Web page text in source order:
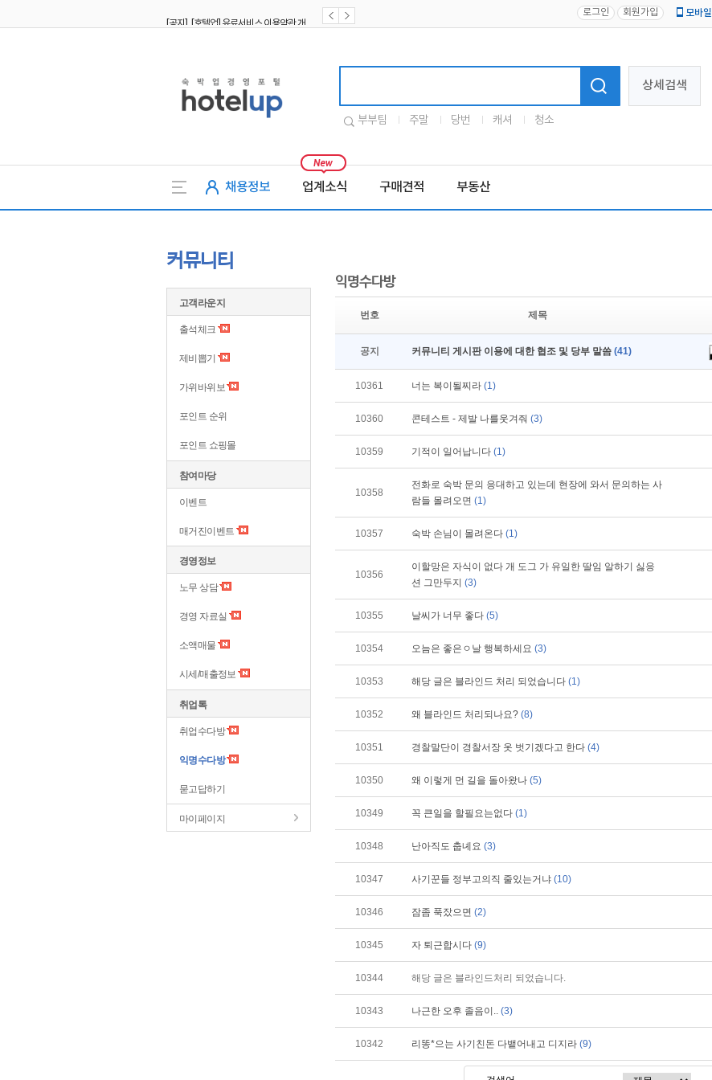
로그인 회원가입 모바일
상세검색
부부팀 주말 당번 캐셔 청소
채용정보 업계소식 구매견적 부동산
커뮤니티
고객라운지
출석체크
제비뽑기
가위바위보
포인트 순위
포인트 쇼핑몰
참여마당
이벤트
매거진이벤트
경영정보
노무 상담
경영 자료실
소액매물
시세/매출정보
취업톡
취업수다방
익명수다방
묻고답하기
마이페이지
익명수다방
번호 제목
공지 커뮤니티 게시판 이용에 대한 협조 및 당부 말씀 (41)
10361 너는 복이될찌라 (1)
10360 콘테스트 - 제발 나를웃겨줘 (3)
10359 기적이 일어납니다 (1)
10358
전화로 숙박 문의 응대하고 있는데 현장에 와서 문의하는 사
람들 몰려오면 (1)
10357 숙박 손님이 몰려온다 (1)
10356
이할망은 자식이 없다 개 도그 가 유일한 딸임 알하기 싫응
션 그만두지 (3)
10355 날씨가 너무 좋다 (5)
10354 오늠은 좋은ㅇ날 행복하세요 (3)
10353 해당 글은 블라인드 처리 되었습니다 (1)
10352 왜 블라인드 처리되나요? (8)
10351 경찰말단이 경찰서장 옷 벗기겠다고 한다 (4)
10350 왜 이렇게 먼 길을 돌아왔나 (5)
10349 꼭 큰일을 할필요는없다 (1)
10348 난아직도 춥녜요 (3)
10347 사기꾼들 정부고의직 줄있는거냐 (10)
10346 잠좀 푹잤으면 (2)
10345 자 퇴근합시다 (9)
10344 해당 글은 블라인드처리 되었습니다.
10343 나근한 오후 졸음이.. (3)
10342 리똥*으는 사기친돈 다뱉어내고 디지라 (9)